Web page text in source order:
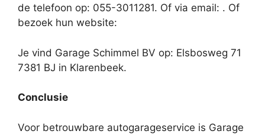
de telefoon op: 055-3011281. Of via email: . Of
bezoek hun website:
Je vind Garage Schimmel BV op: Elsbosweg 71
7381 BJ in Klarenbeek.
Conclusie
Voor betrouwbare autogarageservice is Garage